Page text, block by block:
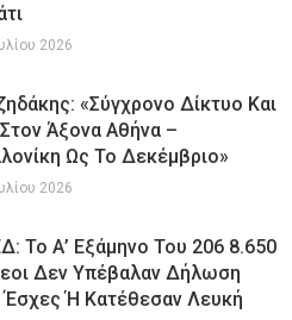
2026
«Σύγχρονο Δίκτυο Και
Άξονα Αθήνα –
Ως Το Δεκέμβριο»
2026
Το Α’ Εξάμηνο Του 206 8.650
Δεν Υπέβαλαν Δήλωση
Ή Κατέθεσαν Λευκή